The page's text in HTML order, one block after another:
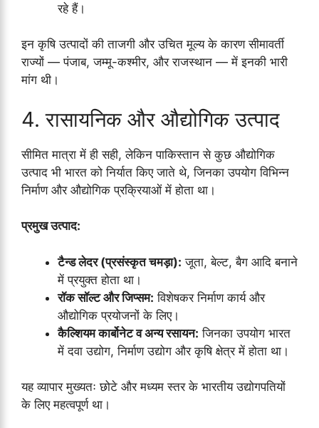
रहे हैं।
इन कृषि उत्पादों की ताजगी और उचित मूल्य के कारण सीमावर्ती
राज्यों — पंजाब, जम्मू-कश्मीर, और राजस्थान — में इनकी भारी
मांग थी।
4. रासायनिक और औद्योगिक उत्पाद
सीमित मात्रा में ही सही, लेकिन पाकिस्तान से कुछ औद्योगिक
उत्पाद भी भारत को निर्यात किए जाते थे, जिनका उपयोग विभिन्न
निर्माण और औद्योगिक प्रक्रियाओं में होता था।
प्रमुख उत्पाद:
टैन्ड लेदर (प्रसंस्कृत चमड़ा): जूता, बेल्ट, बैग आदि बनाने
में प्रयुक्त होता था।
रॉक सॉल्ट और जिप्सम: विशेषकर निर्माण कार्य और
औद्योगिक प्रयोजनों के लिए।
कैल्शियम कार्बोनेट व अन्य रसायन: जिनका उपयोग भारत
में दवा उद्योग, निर्माण उद्योग और कृषि क्षेत्र में होता था।
यह व्यापार मुख्यतः छोटे और मध्यम स्तर के भारतीय उद्योगपतियों
के लिए महत्वपूर्ण था।